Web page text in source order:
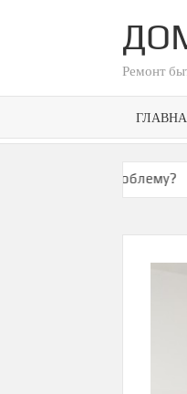
Ремонт